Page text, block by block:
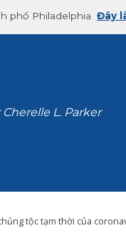
phố Philadelphia Đây
Cherelle L. Parker
tộc tạm thời của